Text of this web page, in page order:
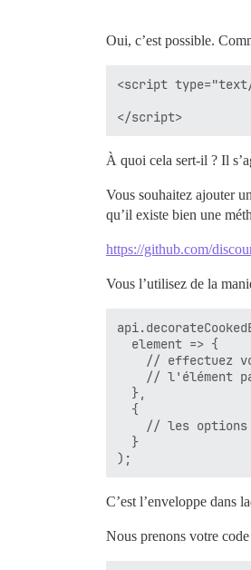
Oui, c’est possible.
<script
À quoi cela sert-il ? Il
Vous souhaitez ajouter
qu’il existe bien une
https://github.com/
Vous l’utilisez de la
  element => {
// effectuez
// l'élément
  },
  {
// les
  }
C’est l’enveloppe dans
Nous prenons votre